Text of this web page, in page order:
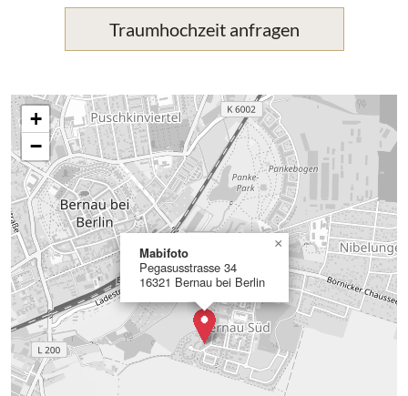
Traumhochzeit anfragen
Mabifoto
Pegasusstrasse 34
16321 Bernau bei Berlin
×
+
−